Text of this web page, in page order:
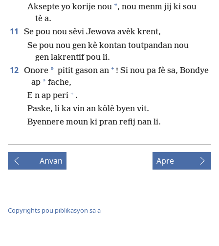
Aksepte yo korije nou *, nou menm jij ki sou
tè a.
11
Se pou nou sèvi Jewova avèk krent,
Se pou nou gen kè kontan toutpandan nou
gen lakrentif pou li.
12 Onore * pitit gason an + ! Si nou pa fè sa, Bondye
ap * fache,
E n ap peri + .
Paske, li ka vin an kòlè byen vit.
Byennere moun ki pran refij nan li.
Anvan Apre
Copyrights pou piblikasyon sa a